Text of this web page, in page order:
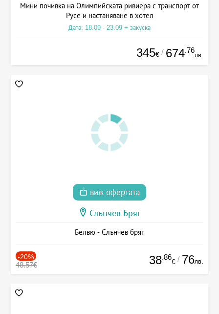
Мини почивка на Олимпийската ривиера с транспорт от
Русе и настаняване в хотел
Дата: 18.09 - 23.09 + закуска
345€ / 674.76
лв.
виж офертата
Слънчев Бряг
Белвю - Слънчев бряг
-20%
48.57€ 38.86
€ / 76лв.